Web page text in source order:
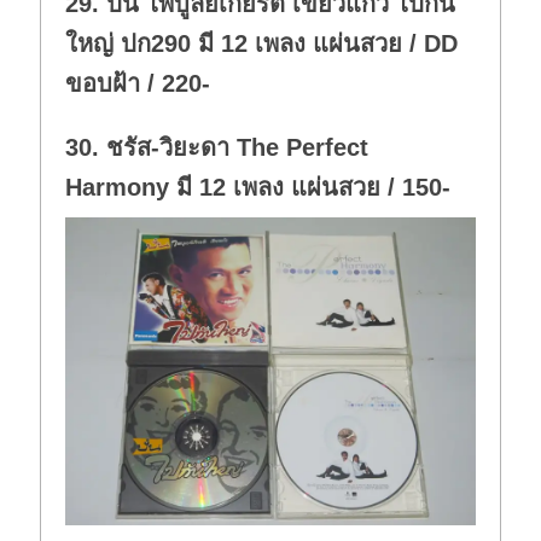
.
ใหญ่ ปก290 มี 12 เพลง แผ่นสวย / DD
ขอบฝ้า / 220-
30. ชรัส-วิยะดา The Perfect
Harmony มี 12 เพลง แผ่นสวย / 150-